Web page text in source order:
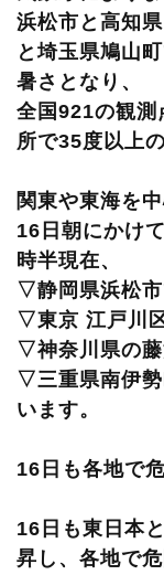
浜松市と高知
と埼玉県鳩山
暑さとなり、
全国921の観測
所で35度以上
関東や東海を
16日朝にかけ
時半現在、
▽静岡県浜松
▽東京 江戸川
▽神奈川県の
▽三重県南伊
います。
16日も各地で
16日も東日本
昇し、各地で